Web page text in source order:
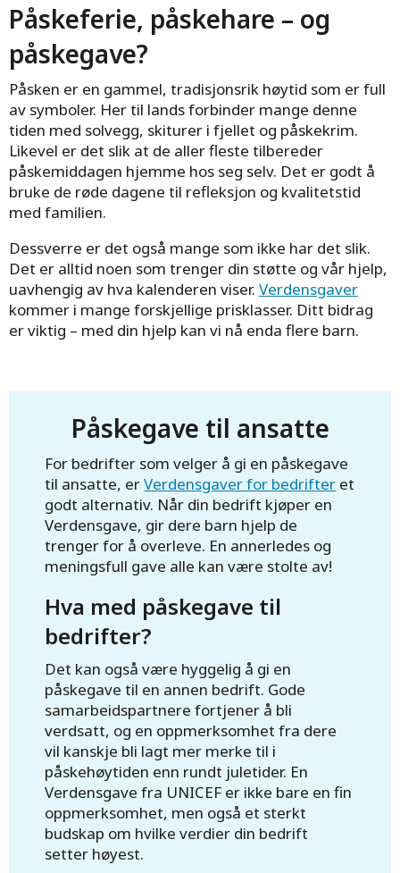
Påskeferie, påskehare – og
påskegave?
Påsken er en gammel, tradisjonsrik høytid som er full
av symboler. Her til lands forbinder mange denne
tiden med solvegg, skiturer i fjellet og påskekrim.
Likevel er det slik at de aller fleste tilbereder
påskemiddagen hjemme hos seg selv. Det er godt å
bruke de røde dagene til refleksjon og kvalitetstid
med familien.
Dessverre er det også mange som ikke har det slik.
Det er alltid noen som trenger din støtte og vår hjelp,
uavhengig av hva kalenderen viser. Verdensgaver
kommer i mange forskjellige prisklasser. Ditt bidrag
er viktig – med din hjelp kan vi nå enda flere barn.
Påskegave til ansatte
For bedrifter som velger å gi en påskegave
til ansatte, erVerdensgaver for bedrifter et
godt alternativ. Når din bedrift kjøper en
Verdensgave, gir dere barn hjelp de
trenger for å overleve. En annerledes og
meningsfull gave alle kan være stolte av!
Hva med påskegave til
bedrifter?
Det kan også være hyggelig å gi en
påskegave til en annen bedrift. Gode
samarbeidspartnere fortjener å bli
verdsatt, og en oppmerksomhet fra dere
vil kanskje bli lagt mer merke til i
påskehøytiden enn rundt juletider. En
Verdensgave fra UNICEF er ikke bare en fin
oppmerksomhet, men også et sterkt
budskap om hvilke verdier din bedrift
setter høyest.